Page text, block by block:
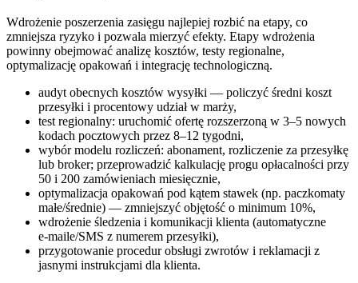
Wdrożenie poszerzenia zasięgu najlepiej rozbić na etapy, co
zmniejsza ryzyko i pozwala mierzyć efekty. Etapy wdrożenia
powinny obejmować analizę kosztów, testy regionalne,
optymalizację opakowań i integrację technologiczną.
audyt obecnych kosztów wysyłki — policzyć średni koszt
przesyłki i procentowy udział w marży,
test regionalny: uruchomić ofertę rozszerzoną w 3–5 nowych
kodach pocztowych przez 8–12 tygodni,
wybór modelu rozliczeń: abonament, rozliczenie za przesyłkę
lub broker; przeprowadzić kalkulację progu opłacalności przy
50 i 200 zamówieniach miesięcznie,
optymalizacja opakowań pod kątem stawek (np. paczkomaty
małe/średnie) — zmniejszyć objętość o minimum 10%,
wdrożenie śledzenia i komunikacji klienta (automatyczne
e‑maile/SMS z numerem przesyłki),
przygotowanie procedur obsługi zwrotów i reklamacji z
jasnymi instrukcjami dla klienta.